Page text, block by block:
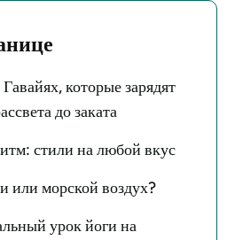
которые зарядят
до заката
стили на любой вкус
или морской воздух?
урок йоги на